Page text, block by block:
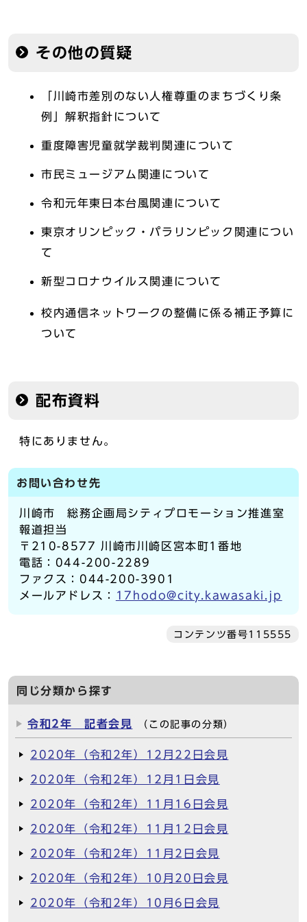
その他の質疑
「川崎市差別のない人権尊重のまちづくり条
例」解釈指針について
重度障害児童就学裁判関連について
市民ミュージアム関連について
令和元年東日本台風関連について
東京オリンピック・パラリンピック関連につい
て
新型コロナウイルス関連について
校内通信ネットワークの整備に係る補正予算に
ついて
配布資料
特にありません。
お問い合わせ先
川崎市 総務企画局シティプロモーション推進室
報道担当
〒210-8577 川崎市川崎区宮本町1番地
電話：044-200-2289
ファクス：044-200-3901
メールアドレス：
17hodo@city.kawasaki.jp
コンテンツ番号115555
同じ分類から探す
令和2年 記者会見 （この記事の分類）
2020年（令和2年）12月22日会見
2020年（令和2年）12月1日会見
2020年（令和2年）11月16日会見
2020年（令和2年）11月12日会見
2020年（令和2年）11月2日会見
2020年（令和2年）10月20日会見
2020年（令和2年）10月6日会見